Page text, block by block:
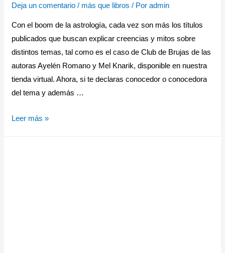
Deja un comentario / más que libros / Poradmin
Con el boom de la astrología, cada vez son más los títulos
publicados que buscan explicar creencias y mitos sobre
distintos temas, tal como es el caso de Club de Brujas de las
autoras Ayelén Romano y Mel Knarik, disponible en nuestra
tienda virtual. Ahora, si te declaras conocedor o conocedora
del tema y además …
Leer más »